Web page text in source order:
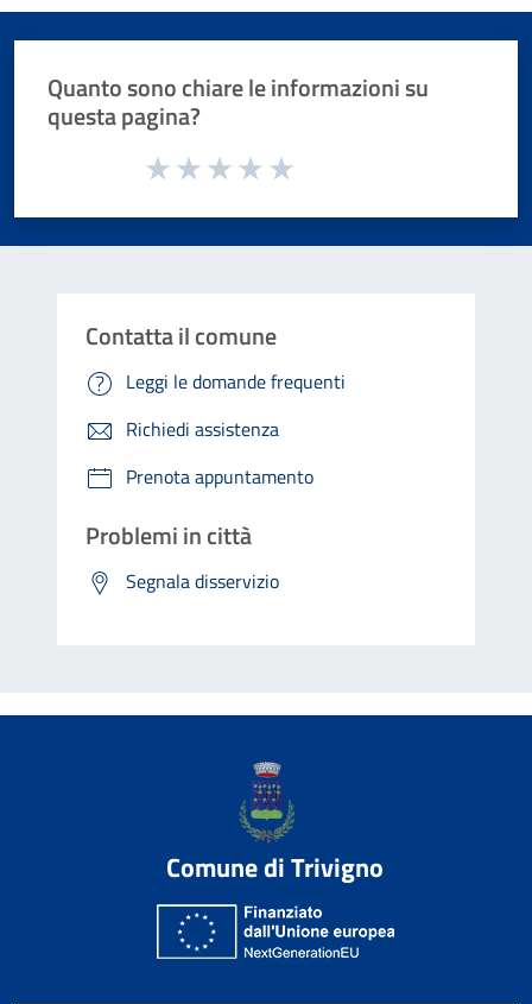
Quanto sono chiare le informazioni su
questa pagina?
Valuta da 1 a 5 stelle la pagina
Contatta il comune
Leggi le domande frequenti
Richiedi assistenza
Prenota appuntamento
Problemi in città
Segnala disservizio
Comune di Trivigno